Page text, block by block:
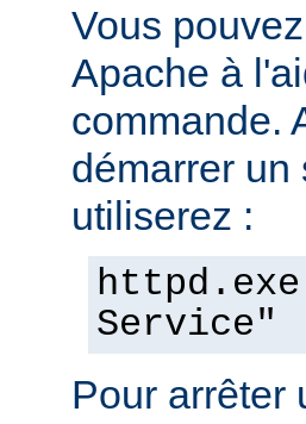
Vous
Apache à
commande.
démarrer un
utiliserez :
Service"
Pour arrêter